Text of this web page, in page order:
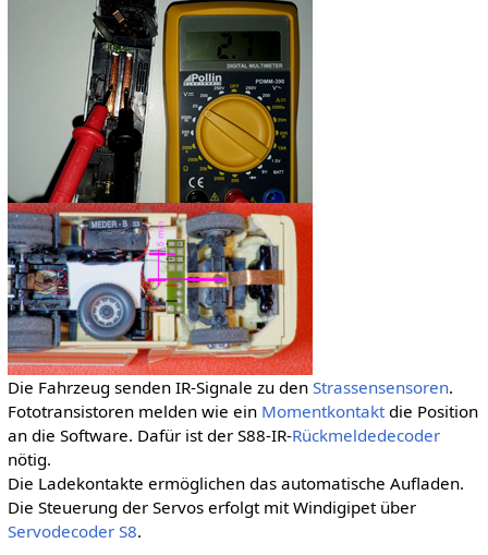
Die Fahrzeug senden IR-Signale zu den Strassensensoren.
Fototransistoren melden wie ein Momentkontaktdie Position
an die Software. Dafür ist der S88-IR-Rückmeldedecoder
nötig.
Die Ladekontakte ermöglichen das automatische Aufladen.
Die Steuerung der Servos erfolgt mit Windigipet über
Servodecoder S8.